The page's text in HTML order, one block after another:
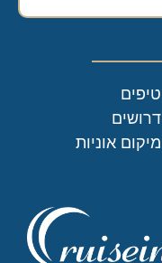
טיפים
דרושים
מיקום אוניות